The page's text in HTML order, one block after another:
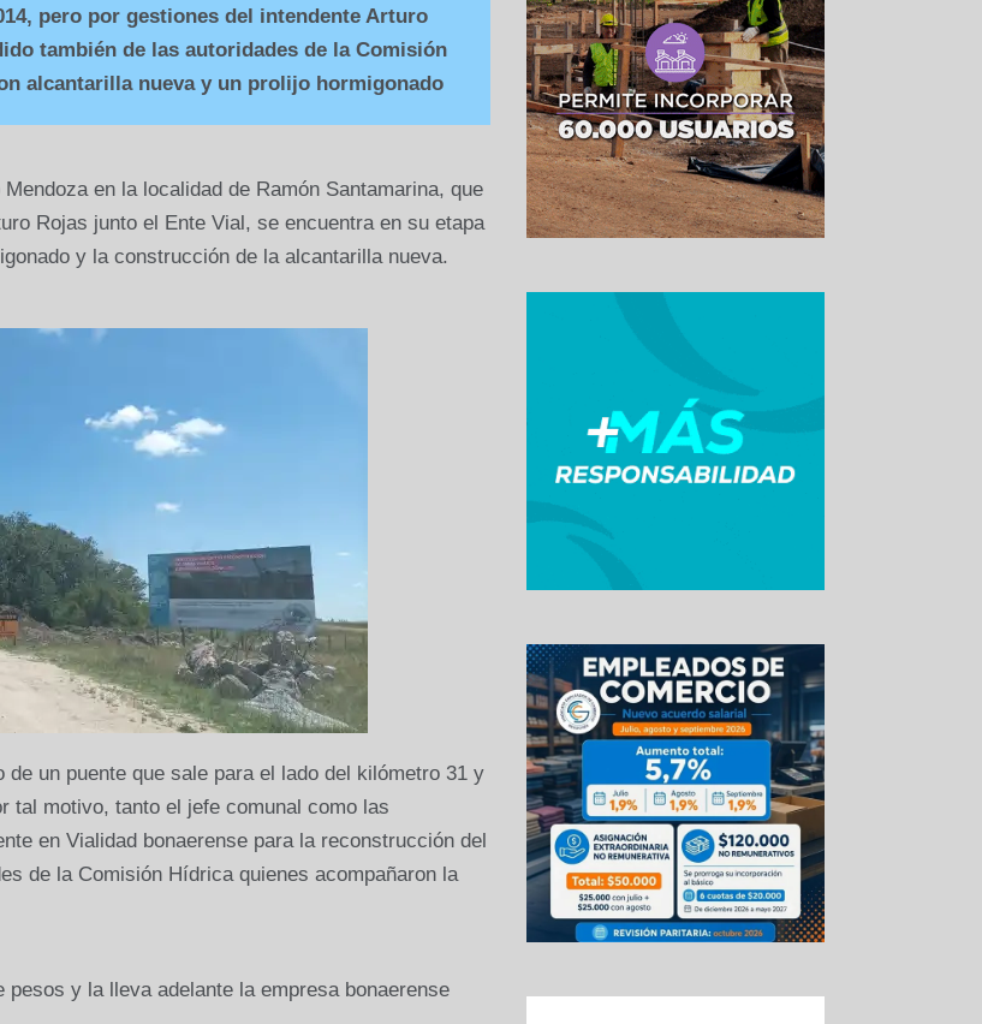
pero por gestiones del intendente Arturo
también de las autoridades de la Comisión
alcantarilla nueva y un prolijo hormigonado
en la localidad de Ramón Santamarina, que
Rojas junto el Ente Vial, se encuentra en su etapa
y la construcción de la alcantarilla nueva.
un puente que sale para el lado del kilómetro 31 y
tal motivo, tanto el jefe comunal como las
en Vialidad bonaerense para la reconstrucción del
de la Comisión Hídrica quienes acompañaron la
y la lleva adelante la empresa bonaerense